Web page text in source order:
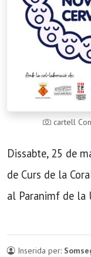
cartell
Dissabte, 25 de
de Curs de la
al Paranimf de la
Inserida per: